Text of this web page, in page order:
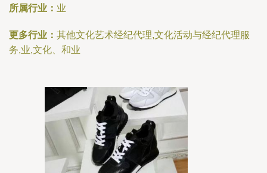
所属行业： 业
更多行业： 其他文化艺术经纪代理,文化活动与经纪代理服
务,业,文化、和业